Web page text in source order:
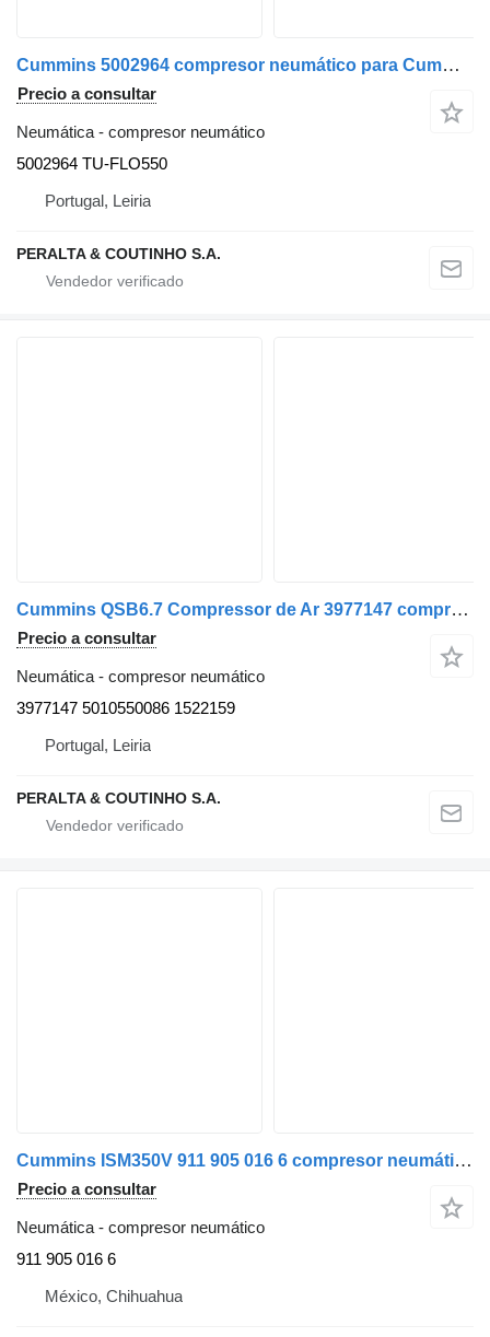
Cummins 5002964 compresor neumático para Cummins camión
Precio a consultar
Neumática - compresor neumático
5002964 TU-FLO550
Portugal, Leiria
PERALTA & COUTINHO S.A.
Cummins QSB6.7 Compressor de Ar 3977147 compresor neumático para Cummins camión
Precio a consultar
Neumática - compresor neumático
3977147 5010550086 1522159
Portugal, Leiria
PERALTA & COUTINHO S.A.
Cummins ISM350V 911 905 016 6 compresor neumático para camión
Precio a consultar
Neumática - compresor neumático
911 905 016 6
México, Chihuahua